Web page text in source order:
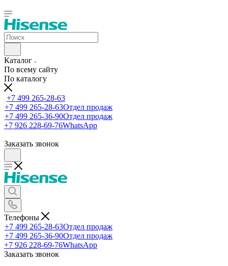
Каталог
По всему сайту
По каталогу
+7 499 265-28-63
+7 499 265-28-63Отдел продаж
+7 499 265-36-90Отдел продаж
+7 926 228-69-76WhatsApp
Заказать звонок
Телефоны
+7 499 265-28-63Отдел продаж
+7 499 265-36-90Отдел продаж
+7 926 228-69-76WhatsApp
Заказать звонок